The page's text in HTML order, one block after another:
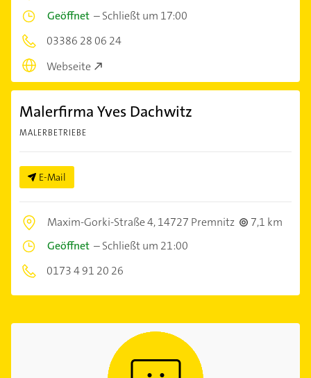
Geöffnet –Schließt um 17:00
03386 28 06 24
Webseite
Malerfirma Yves Dachwitz
MALERBETRIEBE
E-Mail
Maxim-Gorki-Straße 4,14727 Premnitz
7,1 km
Geöffnet –Schließt um 21:00
0173 4 91 20 26